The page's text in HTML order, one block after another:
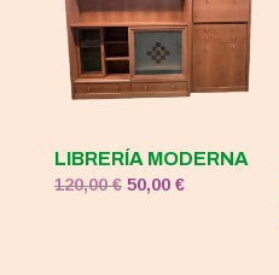
LIBRERÍA MODERNA
120,00€ El
50,00 €El